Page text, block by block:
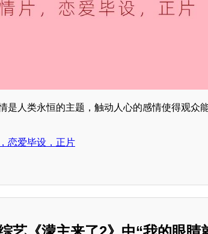
是人类永恒的主题，触动人心的感情使得观众
恋爱毕设，正片